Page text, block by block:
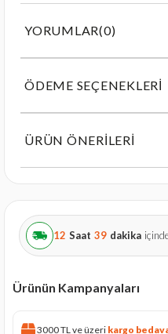
YORUMLAR(0)
ÖDEME SEÇENEKLERI
ÜRÜN ÖNERILERI
12 Saat 39 dakika
Ürünün Kampanyaları
3000 TL ve üzeri kargo